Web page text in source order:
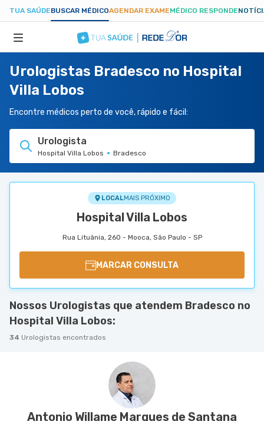
TUA SAÚDEBUSCAR MÉDICOAGENDAR EXAMEMÉDICO RESPONDE
ESPECIALIDADES
HOSPITAIS
TUASAUDE.COM
Urologistas Bradesco no Hospital
Villa Lobos
Encontre médicos perto de você, rápido e fácil:
Urologista
Hospital Villa Lobos Bradesco
LOCALMAIS PRÓXIMO
Hospital Villa Lobos
Rua Lituânia, 260 - Mooca, São Paulo - SP
MARCAR CONSULTA
Nossos Urologistas que atendem Bradesco no
Hospital Villa Lobos:
34 Urologistas encontrados
Antonio Willame Marques de Santana